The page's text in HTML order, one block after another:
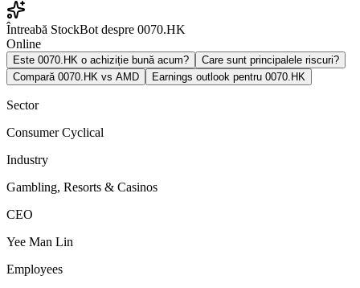
Întreabă StockBot despre 0070.HK
Online
Este 0070.HK o achiziție bună acum?
Care sunt principalele riscuri?
Compară 0070.HK vs AMD
Earnings outlook pentru 0070.HK
Sector
Consumer Cyclical
Industry
Gambling, Resorts & Casinos
CEO
Yee Man Lin
Employees